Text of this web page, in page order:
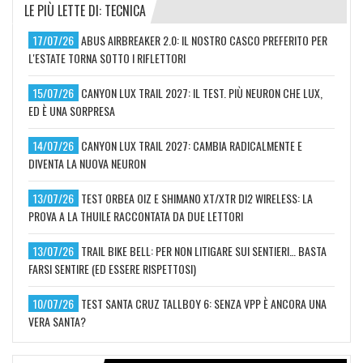
LE PIÙ LETTE DI: TECNICA
17/07/26 ABUS AIRBREAKER 2.0: IL NOSTRO CASCO PREFERITO PER
L'ESTATE TORNA SOTTO I RIFLETTORI
15/07/26 CANYON LUX TRAIL 2027: IL TEST. PIÙ NEURON CHE LUX,
ED È UNA SORPRESA
14/07/26 CANYON LUX TRAIL 2027: CAMBIA RADICALMENTE E
DIVENTA LA NUOVA NEURON
13/07/26 TEST ORBEA OIZ E SHIMANO XT/XTR DI2 WIRELESS: LA
PROVA A LA THUILE RACCONTATA DA DUE LETTORI
13/07/26 TRAIL BIKE BELL: PER NON LITIGARE SUI SENTIERI… BASTA
FARSI SENTIRE (ED ESSERE RISPETTOSI)
10/07/26 TEST SANTA CRUZ TALLBOY 6: SENZA VPP È ANCORA UNA
VERA SANTA?